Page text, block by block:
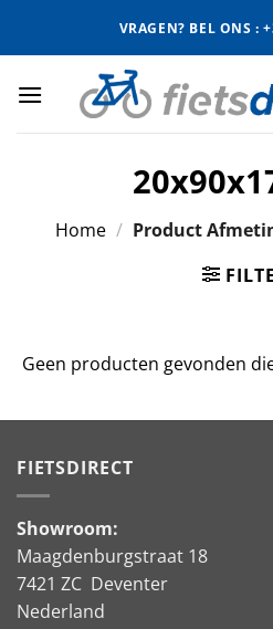
VRAGEN? BEL ONS :
Home / Product
Geen producten gevonden
FIETSDIRECT
Showroom:
Maagdenburgstraat 18
7421 ZC Deventer
Nederland